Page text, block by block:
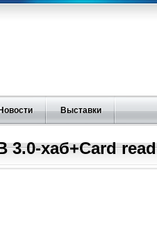
Выставки
3.0-хаб+Card read